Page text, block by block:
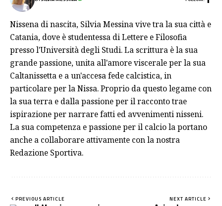
Nissena di nascita, Silvia Messina vive tra la sua città e
Catania, dove è studentessa di Lettere e Filosofia
presso l'Università degli Studi. La scrittura è la sua
grande passione, unita all'amore viscerale per la sua
Caltanissetta e a un'accesa fede calcistica, in
particolare per la Nissa. Proprio da questo legame con
la sua terra e dalla passione per il racconto trae
ispirazione per narrare fatti ed avvenimenti nisseni.
La sua competenza e passione per il calcio la portano
anche a collaborare attivamente con la nostra
Redazione Sportiva.
PREVIOUS ARTICLE NEXT ARTICLE